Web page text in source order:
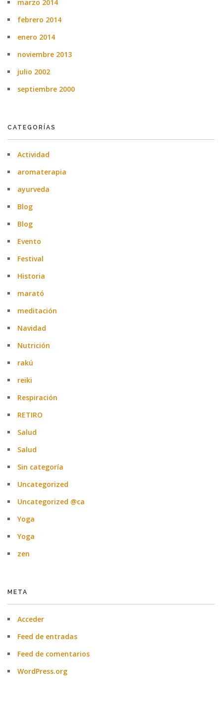
marzo 2014
febrero 2014
enero 2014
noviembre 2013
julio 2002
septiembre 2000
CATEGORÍAS
Actividad
aromaterapia
ayurveda
Blog
Blog
Evento
Festival
Historia
marató
meditación
Navidad
Nutrición
rakú
reiki
Respiración
RETIRO
Salud
Salud
Sin categoría
Uncategorized
Uncategorized @ca
Yoga
Yoga
zen
META
Acceder
Feed de entradas
Feed de comentarios
WordPress.org